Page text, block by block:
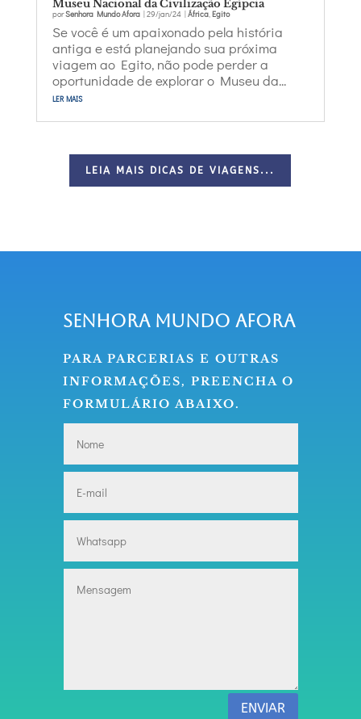
Museu Nacional da Civilização Egípcia
porSenhora Mundo Afora| 29/jan/24| África, Egito
Se você é um apaixonado pela história
antiga e está planejando sua próxima
viagem ao Egito, não pode perder a
oportunidade de explorar o Museu da...
ler mais
LEIA MAIS DICAS DE VIAGENS...
Senhora Mundo Afora
PARA PARCERIAS E OUTRAS
INFORMAÇÕES, PREENCHA O
FORMULÁRIO ABAIXO.
ENVIAR